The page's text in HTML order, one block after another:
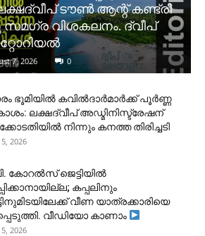
ടൗൺ ആന്റ് കണ്ട്രി
സമഗ്ര വിശകലനം. ദ്വീപ്
7, 2026 0
ഭൂമിയിൽ കവിൽദാർമാർക്ക് പൂർണ്ണ
ലക്ഷദ്വീപ് അഡ്മിനിസ്ട്രേഷന്
നിന്നും കനത്ത തിരിച്ചടി
2026
കോറൽസ് ജെട്ടിയിൽ
കപ്പലിനും
വീണ യാത്രക്കാരിയെ
വീഡിയോ കാണാം
2026